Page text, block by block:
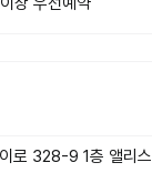
로 328-9 1층 앨리스